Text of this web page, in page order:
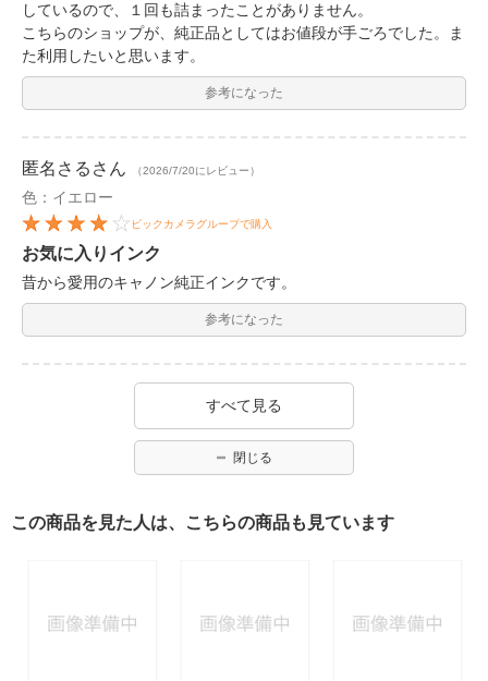
しているので、１回も詰まったことがありません。
こちらのショップが、純正品としてはお値段が手ごろでした。ま
た利用したいと思います。
参考になった
匿名さる さん （2026/7/20にレビュー）
色：イエロー
ビックカメラグループで購入
お気に入りインク
昔から愛用のキャノン純正インクです。
参考になった
すべて見る
閉じる
この商品を見た人は、こちらの商品も見ています